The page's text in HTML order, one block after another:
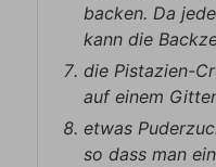
backen. Da
kann die
die Pistazien-
auf einem
etwas
so dass man